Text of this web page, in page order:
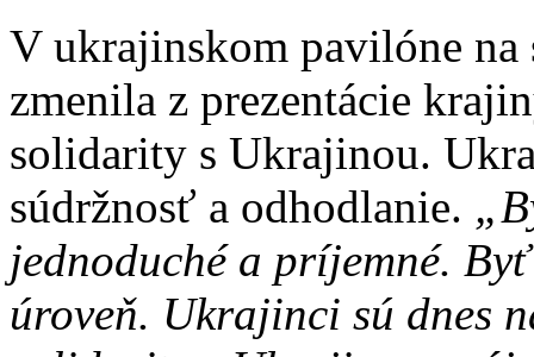
V ukrajinskom pavilóne na
zmenila z prezentácie
solidarity s Ukrajinou.
súdržnosť a odhodlanie.
jednoduché a príjemné.
úroveň. Ukrajinci sú dnes